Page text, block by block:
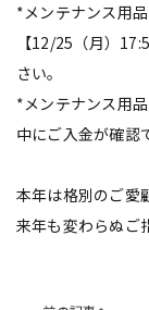
*メンテナンス用
【12/25（月）
さい。
*メンテナンス用
中にご入金が確認
本年は格別のご愛
来年も変わらぬご